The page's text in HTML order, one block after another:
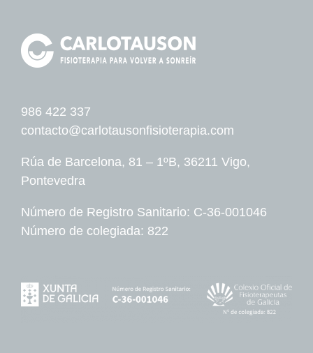
986 422 337
contacto@carlotausonfisioterapia.com
Rúa de Barcelona, 81 – 1ºB, 36211 Vigo,
Pontevedra
Número de Registro Sanitario: C-36-001046
Número de colegiada: 822